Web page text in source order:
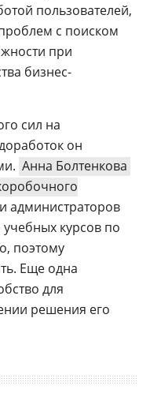
пользователей,
с поиском
при
бизнес-
сил на
он
Анна Болтенкова
администраторов
курсов по
поэтому
Еще одна
для
решения его